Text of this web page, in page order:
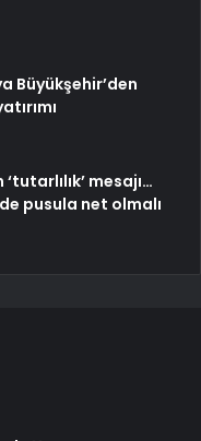
Büyükşehir’den
mesajı…
pusula net olmalı